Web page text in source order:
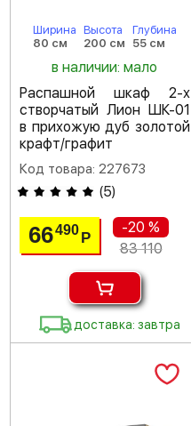
Ширина
80 см
Высота
200 см
Глубина
55 см
в наличии: мало
Распашной шкаф 2-х
створчатый Лион ШК-01
в прихожую дуб золотой
крафт/графит
Код товара: 227673
(5)
66490Р
-20 %
83 110
доставка: завтра